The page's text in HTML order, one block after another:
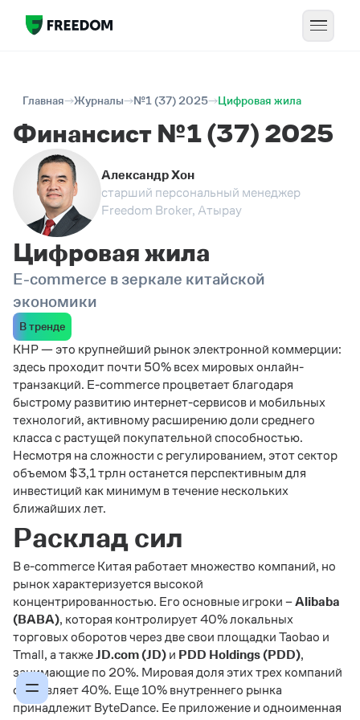
Главная Журналы №1 (37) 2025 Цифровая жила
Финансист №1 (37) 2025
Александр Хон
старший персональный менеджер
Freedom Broker, Атырау
Цифровая жила
E-commerce в зеркале китайской
экономики
В тренде
КНР — это крупнейший рынок электронной коммерции:
здесь проходит почти 50% всех мировых онлайн-
транзакций. E-commerce процветает благодаря
быстрому развитию интернет-сервисов и мобильных
технологий, активному расширению доли среднего
класса с растущей покупательной способностью.
Несмотря на сложности с регулированием, этот сектор
объемом $3,1 ­трлн останется перспективным для
инвестиций как минимум в течение нескольких
ближайших лет.
Расклад сил
В e-commerce Китая работает множество компаний, но
рынок характеризуется высокой
концентрированностью. Его основные игроки –Alibaba
(BABA), которая контролирует 40% локальных
торговых оборотов через две свои площадки Taobao и
Tmall, а такжеJD.com (JD) и PDD Holdings (PDD),
занимающие по 20%. Мировая доля этих трех компаний
составляет 40%. Еще 10% внутреннего рынка
принадлежит ByteDance. Ее приложение и одноименная